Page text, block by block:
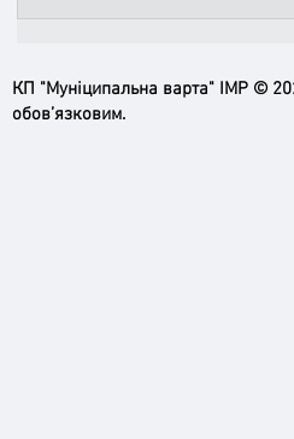
КП "Муніципальна варта" ІМР ©
обов’язковим.